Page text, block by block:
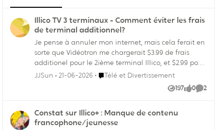
Illico TV 3 terminaux - Comment éviter les frais
de terminal additionnel?
Je pense à annuler mon internet, mais cela ferait en
sorte que Vidéotron me chargerait $3.99 de frais
additionel pour le 2ième terminal Illico, et $2.99 pour
le 3ième terminal Illico additionel. Ces frais n'existent
Conniassez-vous une autre façon de faire? Je n'ai
sont à moi et je ne veux pas changer d'équipement.
Merci.
JJSun 21-06-2026 Endroit Télé et Divertissement
Télé et Divertissement
197
Vues 0
like 2
Constat sur Illico+ : Manque de contenu
francophone/jeunesse